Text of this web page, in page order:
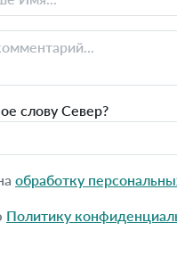
слову Север?
обработку
Политику